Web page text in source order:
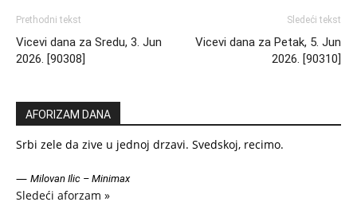
Prethodni tekst
Vicevi dana za Sredu, 3. Jun
2026. [90308]
Sledeći tekst
Vicevi dana za Petak, 5. Jun
2026. [90310]
AFORIZAM DANA
Srbi zele da zive u jednoj drzavi. Svedskoj, recimo.
— Milovan Ilic – Minimax
Sledeći aforzam »